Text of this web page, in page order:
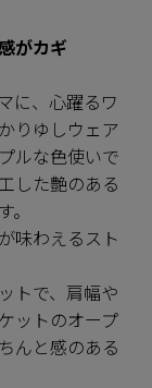
がカギ
に、心躍るワ
りゆしウェア
ルな色使いで
した艶のある
味わえるスト
トで、肩幅や
ットのオープ
んと感のある